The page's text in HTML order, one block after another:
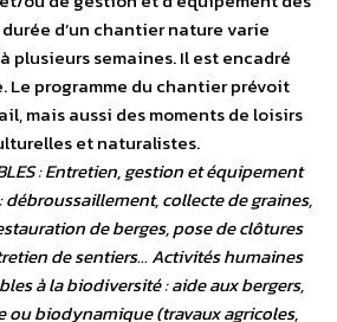
d’un chantier nature varie
plusieurs semaines. Il est encadré
Le programme du chantier prévoit
mais aussi des moments de loisirs
et naturalistes.
: Entretien, gestion et équipement
débroussaillement, collecte de graines,
de berges, pose de clôtures
de sentiers… Activités humaines
à la biodiversité : aide aux bergers,
biodynamique (travaux agricoles,